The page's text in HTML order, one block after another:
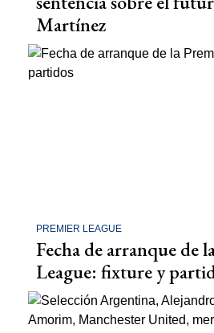
Martínez
PREMIER LEAGUE
Fecha de arranque de
League: fixture y